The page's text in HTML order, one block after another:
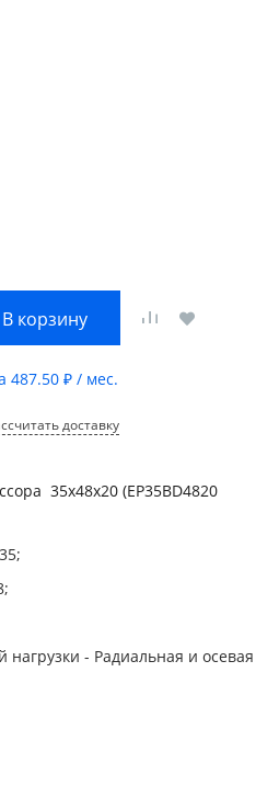
В корзину
487.50 ₽ / мес.
доставку
35х48х20 (EP35BD4820
35;
нагрузки - Радиальная и осевая